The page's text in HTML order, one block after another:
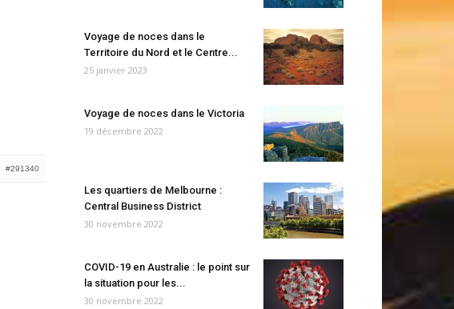
#291340
Voyage de noces dans le
Territoire du Nord et le Centre...
25 janvier 2023
Voyage de noces dans le Victoria
19 décembre 2022
Les quartiers de Melbourne :
Central Business District
30 novembre 2022
COVID-19 en Australie : le point sur
la situation pour les...
30 novembre 2022